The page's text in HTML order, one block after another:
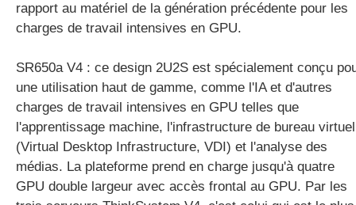
rapport au matériel de la génération précédente pour les
charges de travail intensives en GPU.
SR650a V4 : ce design 2U2S est spécialement conçu
une utilisation haut de gamme, comme l'IA et d'autres
charges de travail intensives en GPU telles que
l'apprentissage machine, l'infrastructure de bureau virtuel
(Virtual Desktop Infrastructure, VDI) et l'analyse des
médias. La plateforme prend en charge jusqu'à quatre
GPU double largeur avec accès frontal au GPU. Par les